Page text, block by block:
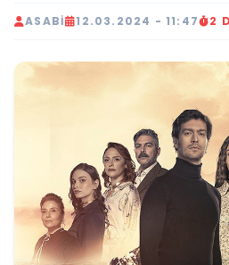
ASABI 12.03.2024 - 11:47 2